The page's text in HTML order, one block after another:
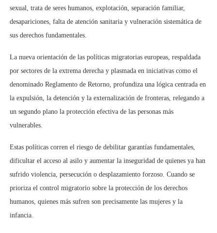
sexual, trata de seres humanos, explotación, separación familiar,
desapariciones, falta de atención sanitaria y vulneración sistemática de
sus derechos fundamentales.
La nueva orientación de las políticas migratorias europeas, respaldada
por sectores de la extrema derecha y plasmada en iniciativas como el
denominado Reglamento de Retorno, profundiza una lógica centrada en
la expulsión, la detención y la externalización de fronteras, relegando a
un segundo plano la protección efectiva de las personas más
vulnerables.
Estas políticas corren el riesgo de debilitar garantías fundamentales,
dificultar el acceso al asilo y aumentar la inseguridad de quienes ya han
sufrido violencia, persecución o desplazamiento forzoso. Cuando se
prioriza el control migratorio sobre la protección de los derechos
humanos, quienes más sufren son precisamente las mujeres y la
infancia.